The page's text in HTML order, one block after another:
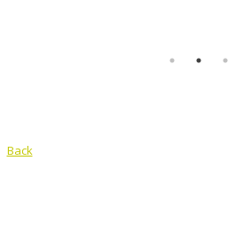
Back